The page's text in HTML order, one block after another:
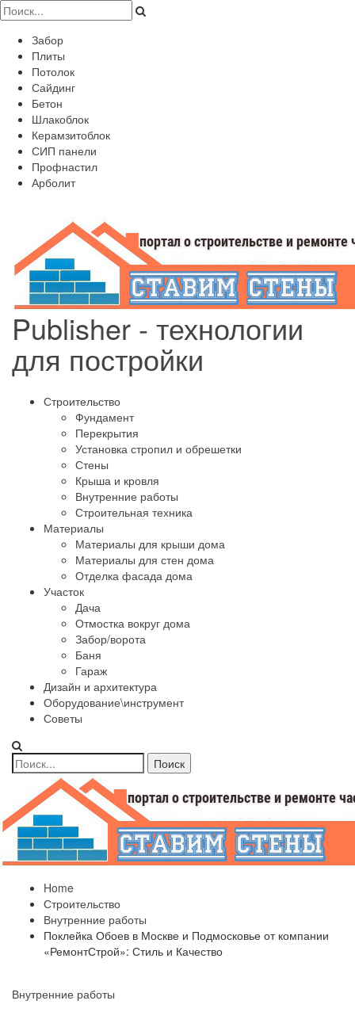
Забор
Плиты
Потолок
Сайдинг
Бетон
Шлакоблок
Керамзитоблок
СИП панели
Профнастил
Арболит
Publisher - технологии
для постройки
Строительство
Фундамент
Перекрытия
Установка стропил и обрешетки
Стены
Крыша и кровля
Внутренние работы
Строительная техника
Материалы
Материалы для крыши дома
Материалы для стен дома
Отделка фасада дома
Участок
Дача
Отмостка вокруг дома
Забор/ворота
Баня
Гараж
Дизайн и архитектура
Оборудование\инструмент
Советы
Home
Строительство
Внутренние работы
Поклейка Обоев в Москве и Подмосковье от компании
«РемонтСтрой»: Стиль и Качество
Внутренние работы